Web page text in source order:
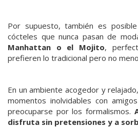
Por supuesto, también es
cócteles que nunca pasan de
Manhattan o el Mojito,
prefieren lo tradicional pero no
En un ambiente acogedor y
momentos inolvidables con
preocuparse por los formalismos.
disfruta sin pretensiones y a